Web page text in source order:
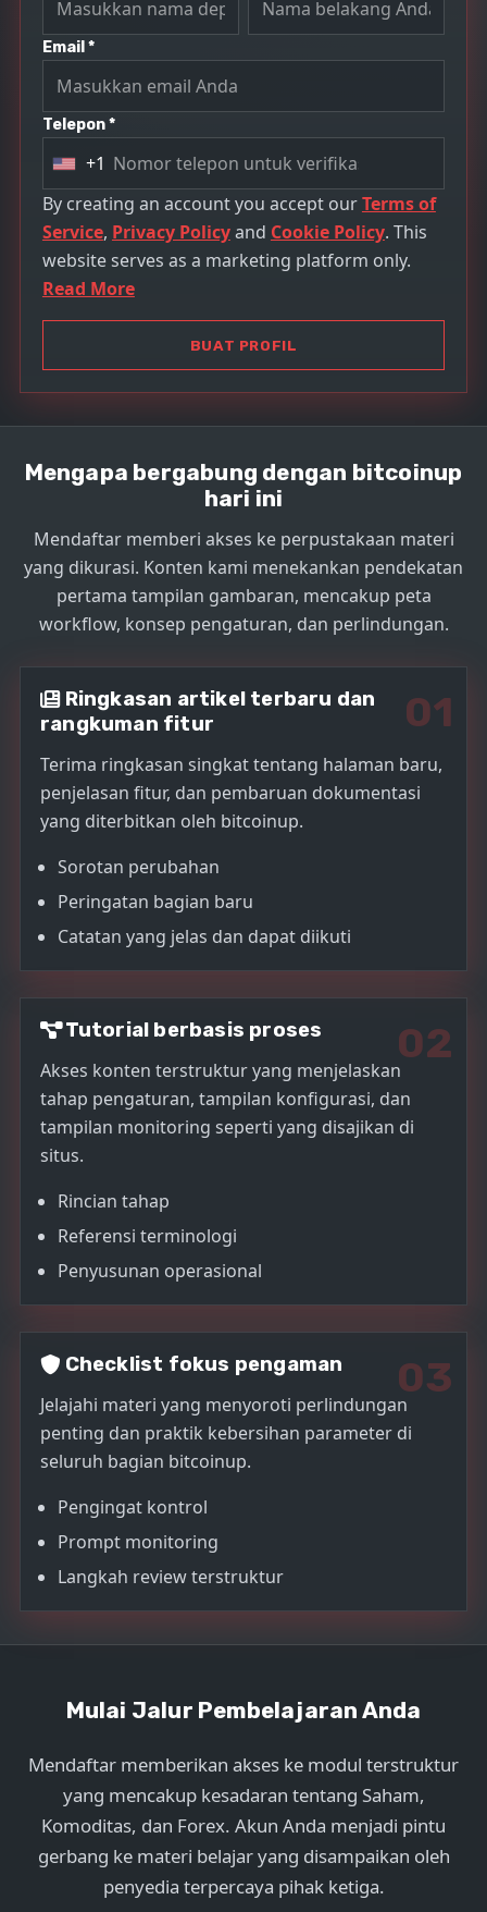
Email *
Telepon *
U
n
i
t
e
t
a
t
s
1
+1
By creating an account you accept ourTerms of
Service, Privacy Policyand Cookie Policy. This
website serves as a marketing platform only.
Read More
BUAT PROFIL
Mengapa bergabung dengan bitcoinup
hari ini
Mendaftar memberi akses ke perpustakaan materi
yang dikurasi. Konten kami menekankan pendekatan
pertama tampilan gambaran, mencakup peta
workflow, konsep pengaturan, dan perlindungan.
01
Ringkasan artikel terbaru dan
rangkuman fitur
Terima ringkasan singkat tentang halaman baru,
penjelasan fitur, dan pembaruan dokumentasi
yang diterbitkan oleh bitcoinup.
Sorotan perubahan
Peringatan bagian baru
Catatan yang jelas dan dapat diikuti
02
Tutorial berbasis proses
Akses konten terstruktur yang menjelaskan
tahap pengaturan, tampilan konfigurasi, dan
tampilan monitoring seperti yang disajikan di
situs.
Rincian tahap
Referensi terminologi
Penyusunan operasional
03
Checklist fokus pengaman
Jelajahi materi yang menyoroti perlindungan
penting dan praktik kebersihan parameter di
seluruh bagian bitcoinup.
Pengingat kontrol
Prompt monitoring
Langkah review terstruktur
Mulai Jalur Pembelajaran Anda
Mendaftar memberikan akses ke modul terstruktur
yang mencakup kesadaran tentang Saham,
Komoditas, dan Forex. Akun Anda menjadi pintu
gerbang ke materi belajar yang disampaikan oleh
penyedia terpercaya pihak ketiga.